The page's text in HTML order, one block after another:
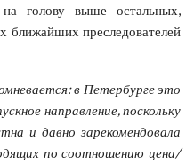
голову выше остальных,
ближайших преследователей
в Петербурге это
направление, поскольку
и давно зарекомендовала
по соотношению цена/